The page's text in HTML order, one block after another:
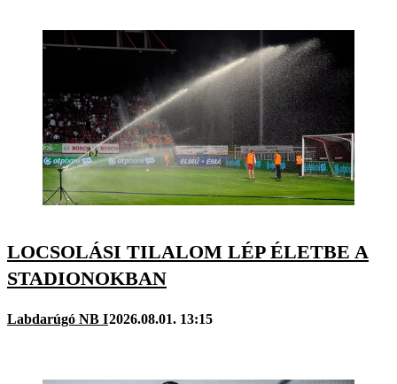
LOCSOLÁSI TILALOM LÉP ÉLETBE A
STADIONOKBAN
Labdarúgó NB I2026.08.01. 13:15